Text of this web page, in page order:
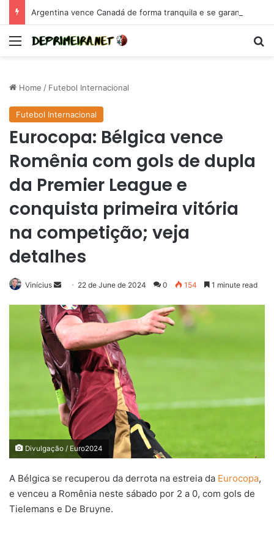
Menu
Home / Futebol Internacional
Futebol Internacional
Eurocopa: Bélgica vence
Romênia com gols de dupla
da Premier League e
conquista primeira vitória
na competição; veja
detalhes
Vinícius
Send
email
22 de June de 2024 0 154 1 minute read
Divulgação / Euro2024
A Bélgica se recuperou da derrota na estreia da Eurocopa,
e venceu a Romênia neste sábado por 2 a 0, com gols de
Tielemans e De Bruyne.